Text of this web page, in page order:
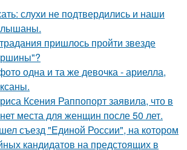
слухи не подтвердились и наши
пришлось пройти звезде
одна и та же девочка - ариелла,
Ксения Раппопорт заявила, что в
места для женщин после 50 лет.
съезд "Единой России", на котором
кандидатов на предстоящих в